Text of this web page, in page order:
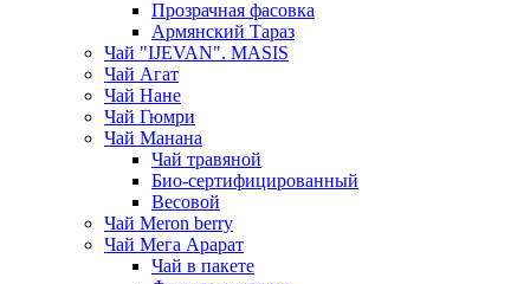
Прозрачная фасовка
Армянский Тараз
Чай "IJEVAN". MASIS
Чай Агат
Чай Нане
Чай Гюмри
Чай Манана
Чай травяной
Био-сертифицированный
Весовой
Чай Meron berry
Чай Мега Арарат
Чай в пакете